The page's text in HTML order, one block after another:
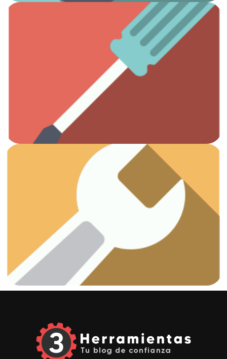
Otros
Todas las herramientas que necesitas.
Ver artículos
Fontanería
¡Vamos a arreglar esas fugas!
Ver artículos